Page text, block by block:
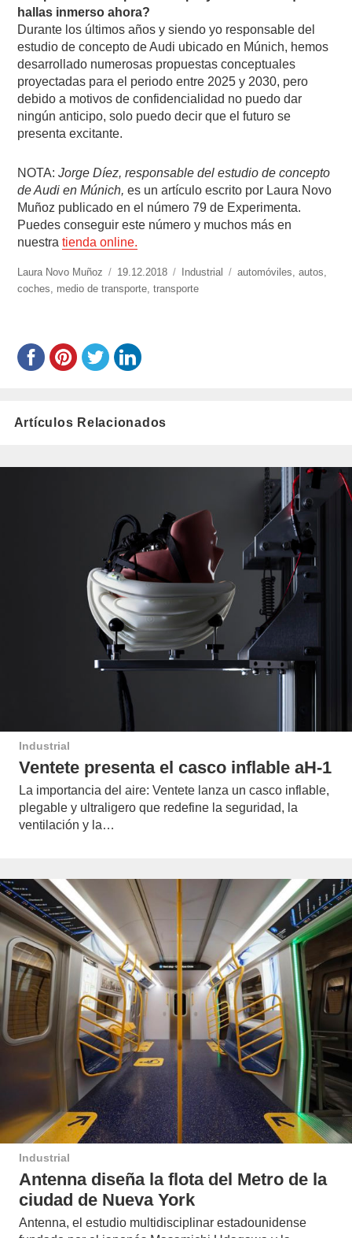
hallas inmerso ahora?
Durante los últimos años y siendo yo responsable del
estudio de concepto de Audi ubicado en Múnich, hemos
desarrollado numerosas propuestas conceptuales
proyectadas para el periodo entre 2025 y 2030, pero
debido a motivos de confidencialidad no puedo dar
ningún anticipo, solo puedo decir que el futuro se
presenta excitante.
NOTA: Jorge Díez, responsable del estudio de concepto
de Audi en Múnich, es un artículo escrito por Laura Novo
Muñoz publicado en el número 79 de Experimenta.
Puedes conseguir este número y muchos más en
nuestratienda online.
https://www.experimenta.es/author/laura-
novo-
Laura Novo Muñoz
Publicado
el
19.12.2018 Categorías
Industrial Etiquetas
automóviles ,autos
coches
medio de transporte ,transporte
Artículos Relacionados
Industrial
Ventete presenta el casco inflable aH-1
La importancia del aire: Ventete lanza un casco inflable,
plegable y ultraligero que redefine la seguridad, la
ventilación y la…
Industrial
Antenna diseña la flota del Metro de la
ciudad de Nueva York
Antenna, el estudio multidisciplinar estadounidense